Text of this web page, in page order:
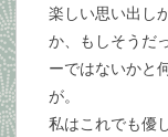
楽しい思い出し
か、もしそうだ
ーではないかと
が。
私はこれでも優